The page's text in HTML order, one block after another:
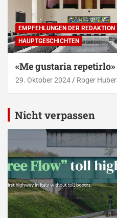
EMPFEHLUNGEN DER REDAKTION
HAUPTGESCHICHTEN
«Me gustaria repetirlo»
29. Oktober 2024 Roger Huber
Nicht verpassen